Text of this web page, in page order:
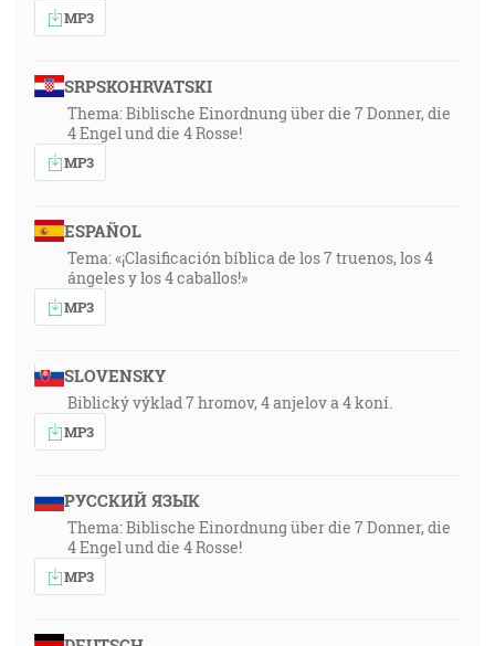
MP3
SRPSKOHRVATSKI
Thema: Biblische Einordnung über die 7 Donner, die
4 Engel und die 4 Rosse!
MP3
ESPAÑOL
Tema: «¡Clasificación bíblica de los 7 truenos, los 4
ángeles y los 4 caballos!»
MP3
SLOVENSKY
Biblický výklad 7 hromov, 4 anjelov a 4 koní.
MP3
РУССКИЙ ЯЗЫК
Thema: Biblische Einordnung über die 7 Donner, die
4 Engel und die 4 Rosse!
MP3